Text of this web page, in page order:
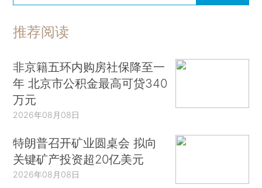
推荐阅读
非京籍五环内购房社保降至一
年 北京市公积金最高可贷340
万元
2026年08月08日
特朗普召开矿业圆桌会 拟向
关键矿产投资超20亿美元
2026年08月08日